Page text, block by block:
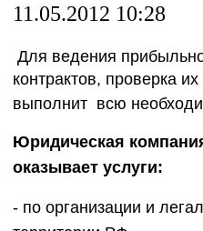
11.05.2012 10:28
Для ведения
контрактов, проверка
выполнит всю
Юридическая
оказывает услуги:
- по организации и